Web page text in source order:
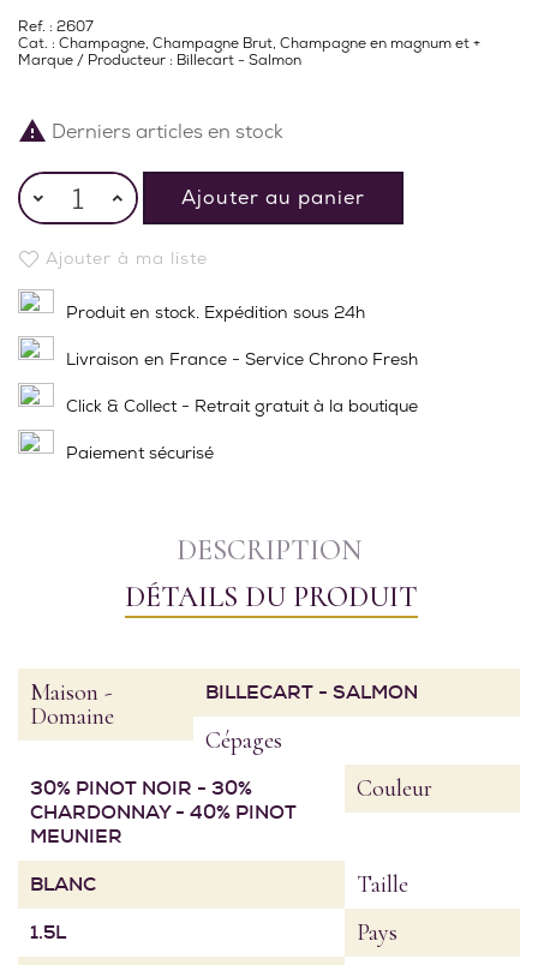
Ref. : 2607
Cat. : Champagne, Champagne Brut, Champagne en magnum et +
Marque / Producteur : Billecart - Salmon
 Derniers articles en stock
Ajouter au panier
Ajouter à ma liste
Produit en stock. Expédition sous 24h
Livraison en France - Service Chrono Fresh
Click & Collect - Retrait gratuit à la boutique
Paiement sécurisé
DESCRIPTION
DÉTAILS DU PRODUIT
Maison -
Domaine
BILLECART - SALMON
Cépages
30% PINOT NOIR - 30%
CHARDONNAY - 40% PINOT
MEUNIER
Couleur
BLANC Taille
1.5L Pays